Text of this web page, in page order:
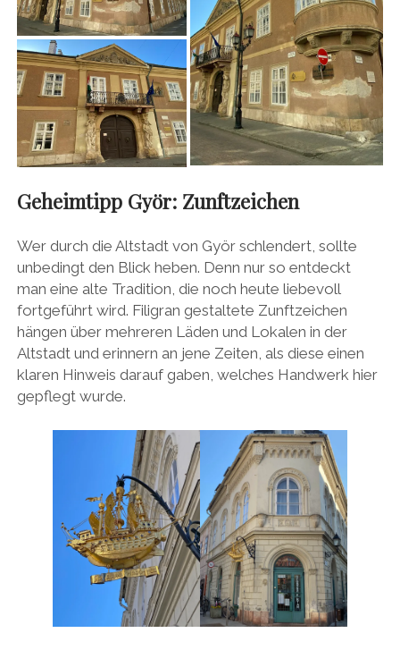
Geheimtipp Györ: Zunftzeichen
Wer durch die Altstadt von Györ schlendert, sollte
unbedingt den Blick heben. Denn nur so entdeckt
man eine alte Tradition, die noch heute liebevoll
fortgeführt wird. Filigran gestaltete Zunftzeichen
hängen über mehreren Läden und Lokalen in der
Altstadt und erinnern an jene Zeiten, als diese einen
klaren Hinweis darauf gaben, welches Handwerk hier
gepflegt wurde.